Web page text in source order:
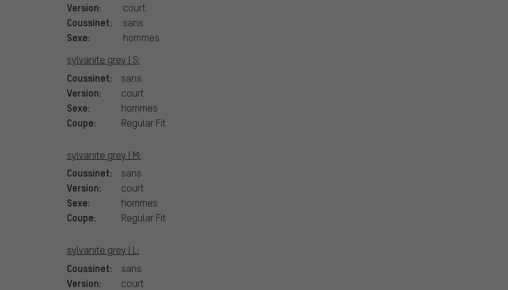
Version: court
Coussinet: sans
Sexe:
hommes
sylvanite grey | S:
Coussinet: sans
Version: court
Sexe: hommes
Coupe: Regular Fit
sylvanite grey | M:
Coussinet: sans
Version: court
Sexe: hommes
Coupe: Regular Fit
sylvanite grey | L:
Coussinet: sans
Version: court